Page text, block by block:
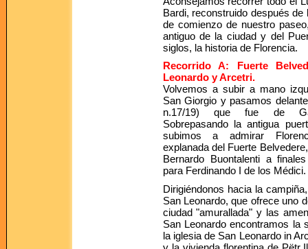
Bardi, reconstruido después
de comienzo de nuestro
antiguo de la ciudad y del
siglos, la historia de Florencia.
Recorrido A: Fuerte
Leonardo y Arcetri.
Volvemos a subir a mano
San Giorgio y pasamos
n.17/19) que fue de
Sobrepasando la antigua
subimos a admirar
explanada del Fuerte
Bernardo Buontalenti a
para Ferdinando I de los Médici.
Dirigiéndonos hacia la
San Leonardo, que ofrece uno
ciudad "amurallada" y las
San Leonardo encontramos la
la iglesia de San Leonardo in